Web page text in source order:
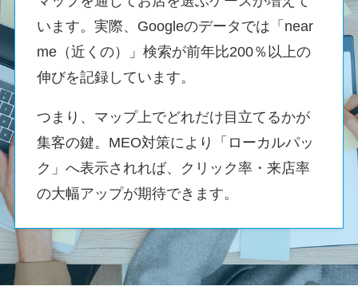
います。実際、Googleのデータでは「near
me（近くの）」検索が前年比200％以上の
伸びを記録しています。
つまり、マップ上でどれだけ目立てるかが
集客の鍵。MEO対策により「ローカルパッ
ク」へ表示されれば、クリック率・来店率
の大幅アップが期待できます。